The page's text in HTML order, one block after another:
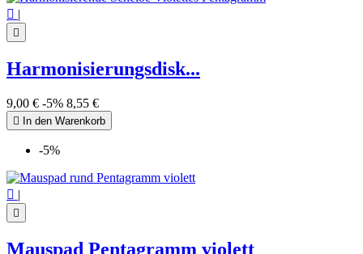
 |

Harmonisierungsdisk...
9,00 € -5% 8,55 €
 In den Warenkorb
-5%
 |

Mauspad Pentagramm violett